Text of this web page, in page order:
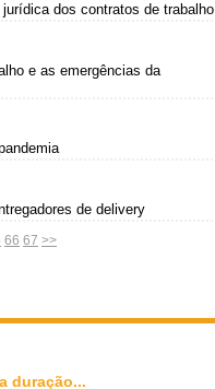
dos contratos de trabalho
e as emergências da
de delivery
66 67 >>
duração...